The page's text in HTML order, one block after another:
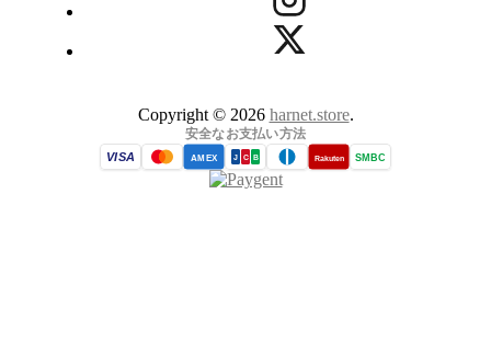
Copyright © 2026 harnet.store.
安全なお支払い方法
VISA AMEX J C B Rakuten SMBC